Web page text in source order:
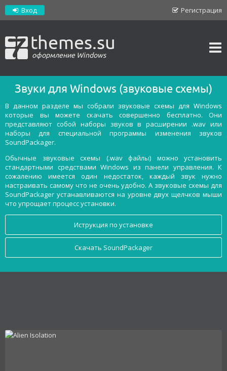
Регистрация
Вход
themes.su
оформление Windows
Звуки для Windows (звуковые схемы)
В данном разделе мы собрали звуковые схемы для Windows
которые вы можете скачать совершенно бесплатно. Они
представляют собой наборы звуков в расширении .wav или
наборы для специальной программы изменения звуков
SoundPackager.
Обычные звуковые схемы (.wav файлы) можно установить
стандартными средствами Windows из панели управления. К
сожалению имеется один недостаток, каждый звук нужно
настраивать самому что не очень удобно. А звуковые схемы для
SoundPackager устанавливаются на уровне двух щелчков мыши
что упрощает процесс установки.
Иструкция по установке
Скачать SoundPackager